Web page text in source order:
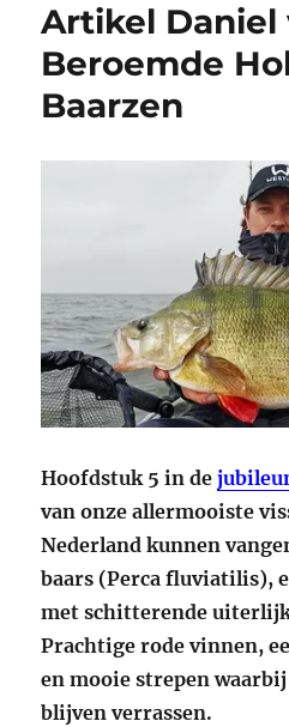
Artikel Daniel
Beroemde
Baarzen
Hoofdstuk 5 in de
van onze allermooiste
Nederland kunnen
baars (Perca fluviatilis),
met schitterende
Prachtige rode vinnen,
en mooie strepen
blijven verrassen.